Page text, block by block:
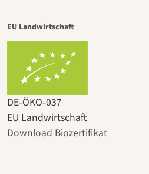
EU Landwirtschaft
DE‑ÖKO‑037
EU Landwirtschaft
Download Biozertifikat